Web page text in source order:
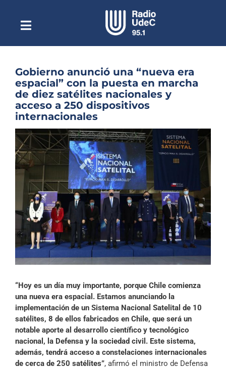
contenidoToggle
NavigationEscuchar Radio UdeC en vivo
Quiénes Somos
Programación
Podcast
Noticias
Reportajes
Columnas
Música Clásica
Especiales
Archivo Sonoro
Gobierno anunció una “nueva era
espacial” con la puesta en marcha
de diez satélites nacionales y
acceso a 250 dispositivos
internacionales
Ver
imagen
más
grande
“Hoy es un día muy importante, porque Chile comienza
una nueva era espacial. Estamos anunciando la
implementación de un Sistema Nacional Satelital de 10
satélites, 8 de ellos fabricados en Chile, que será un
notable aporte al desarrollo científico y tecnológico
nacional, la Defensa y la sociedad civil. Este sistema,
además, tendrá acceso a constelaciones internacionales
de cerca de 250 satélites”, afirmó el ministro de Defensa